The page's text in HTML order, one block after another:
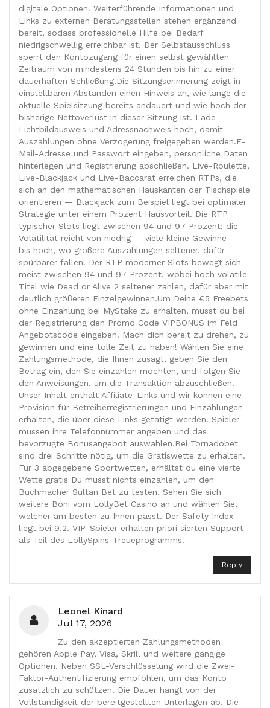
digitale Optionen. Weiterführende Informationen und
Links zu externen Beratungsstellen stehen ergänzend
bereit, sodass professionelle Hilfe bei Bedarf
niedrigschwellig erreichbar ist. Der Selbstausschluss
sperrt den Kontozugang für einen selbst gewählten
Zeitraum von mindestens 24 Stunden bis hin zu einer
dauerhaften Schließung.Die Sitzungserinnerung zeigt in
einstellbaren Abständen einen Hinweis an, wie lange die
aktuelle Spielsitzung bereits andauert und wie hoch der
bisherige Nettoverlust in dieser Sitzung ist. Lade
Lichtbildausweis und Adressnachweis hoch, damit
Auszahlungen ohne Verzögerung freigegeben werden.E-
Mail-Adresse und Passwort eingeben, persönliche Daten
hinterlegen und Registrierung abschließen. Live-Roulette,
Live-Blackjack und Live-Baccarat erreichen RTPs, die
sich an den mathematischen Hauskanten der Tischspiele
orientieren — Blackjack zum Beispiel liegt bei optimaler
Strategie unter einem Prozent Hausvorteil. Die RTP
typischer Slots liegt zwischen 94 und 97 Prozent; die
Volatilität reicht von niedrig — viele kleine Gewinne —
bis hoch, wo größere Auszahlungen seltener, dafür
spürbarer fallen. Der RTP moderner Slots bewegt sich
meist zwischen 94 und 97 Prozent, wobei hoch volatile
Titel wie Dead or Alive 2 seltener zahlen, dafür aber mit
deutlich größeren Einzelgewinnen.Um Deine €5 Freebets
ohne Einzahlung bei MyStake zu erhalten, musst du bei
der Registrierung den Promo Code VIPBONUS im Feld
Angebotscode eingeben. Mach dich bereit zu drehen, zu
gewinnen und eine tolle Zeit zu haben! Wählen Sie eine
Zahlungsmethode, die Ihnen zusagt, geben Sie den
Betrag ein, den Sie einzahlen möchten, und folgen Sie
den Anweisungen, um die Transaktion abzuschließen.
Unser Inhalt enthält Affiliate-Links und wir können eine
Provision für Betreiberregistrierungen und Einzahlungen
erhalten, die über diese Links getätigt werden. Spieler
müssen ihre Telefonnummer angeben und das
bevorzugte Bonusangebot auswählen.Bei Tornadobet
sind drei Schritte nötig, um die Gratiswette zu erhalten.
Für 3 abgegebene Sportwetten, erhältst du eine vierte
Wette gratis Du musst nichts einzahlen, um den
Buchmacher Sultan Bet zu testen. Sehen Sie sich
weitere Boni vom LollyBet Casino an und wählen Sie,
welcher am besten zu Ihnen passt. Der Safety Index
liegt bei 9,2. VIP-Spieler erhalten priori sierten Support
als Teil des LollySpins-Treueprogramms.
Reply
Leonel Kinard
Jul 17, 2026
Zu den akzeptierten Zahlungsmethoden
gehören Apple Pay, Visa, Skrill und weitere gängige
Optionen. Neben SSL-Verschlüsselung wird die Zwei-
Faktor-Authentifizierung empfohlen, um das Konto
zusätzlich zu schützen. Die Dauer hängt von der
Vollständigkeit der bereitgestellten Unterlagen ab. Die